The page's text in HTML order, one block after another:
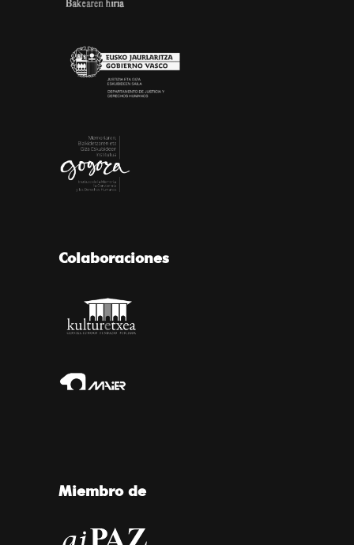
Colaboraciones
Miembro de